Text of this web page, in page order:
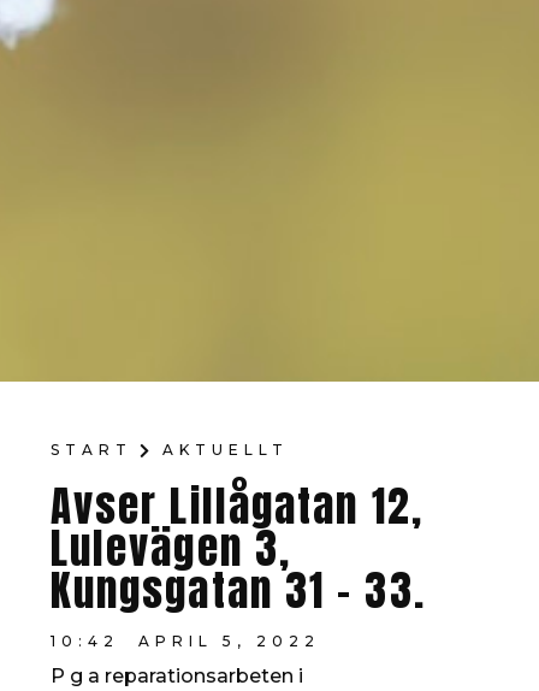
START AKTUELLT
Avser Lillågatan 12,
Lulevägen 3,
Kungsgatan 31 – 33.
10:42 APRIL 5, 2022
P g a reparationsarbeten i